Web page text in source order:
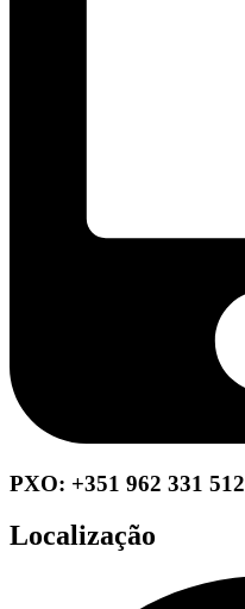
PXO: +351 962 331 512
Localização